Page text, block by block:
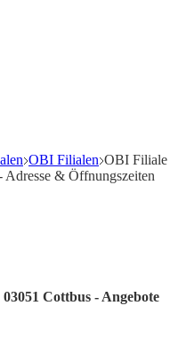
OBI Filialen OBI Filiale
Adresse & Öffnungszeiten
Cottbus - Angebote